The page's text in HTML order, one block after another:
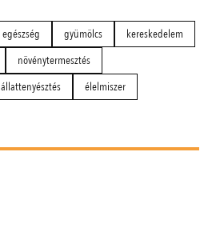
egészség gyümölcs
kereskedelem
növénytermesztés
állattenyésztés élelmiszer